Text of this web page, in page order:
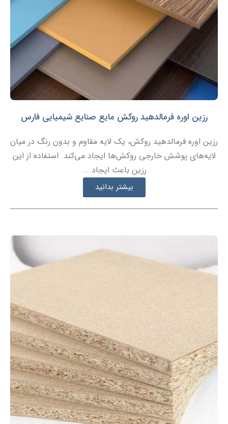
رزین اوره فرمالدهید روکش مایع صنایع شیمیایی فارس
رزین اوره فرمالدهید روکش، یک لایه مقاوم و بدون رنگ در میان
لایه‌های پوشش خارجی روکش‌ها ایجاد می‌کند. استفاده از این
رزین باعث ایجاد ...
بیشتر بدانید